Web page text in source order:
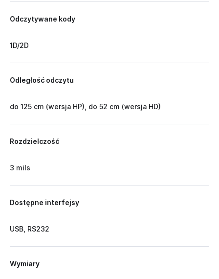
Odczytywane kody
1D/2D
Odległość odczytu
do 125 cm (wersja HP), do 52 cm (wersja HD)
Rozdzielczość
3 mils
Dostępne interfejsy
USB, RS232
Wymiary